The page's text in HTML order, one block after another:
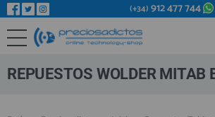
REPUESTOS MÓVILES
REPUESTOS TABLET
Bienvenid@ otra vez
YA SOY CLIENTE
(+34) 912 477 744
REPUESTOS WOLDER MITAB